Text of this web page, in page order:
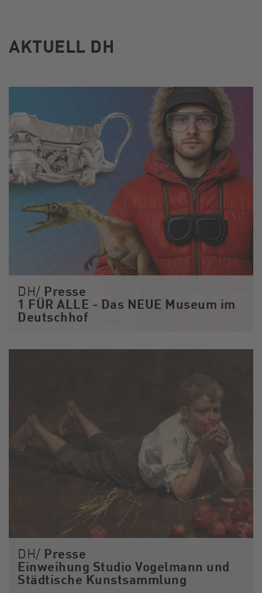
AKTUELL DH
DH/ Presse
1 FÜR ALLE - Das NEUE Museum im
Deutschhof
DH/ Presse
Einweihung Studio Vogelmann und
Städtische Kunstsammlung